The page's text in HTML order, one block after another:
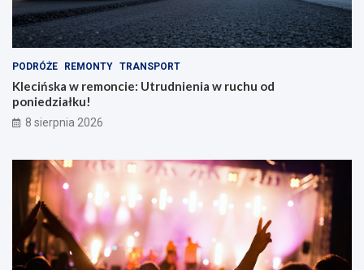
PODRÓŻE REMONTY TRANSPORT
Klecińska w remoncie: Utrudnienia w ruchu od
poniedziałku!
8 sierpnia 2026